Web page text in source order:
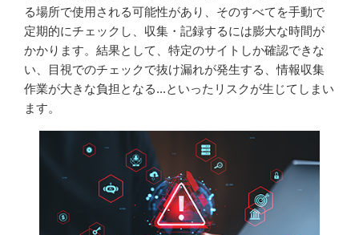
る場所で使用される可能性があり、そのすべてを手動で
定期的にチェックし、収集・記録するには膨大な時間が
かかります。結果として、特定のサイトしか確認できな
い、目視でのチェックで抜け漏れが発生する、情報収集
作業が大きな負担となる...といったリスクが生じてしまい
ます。